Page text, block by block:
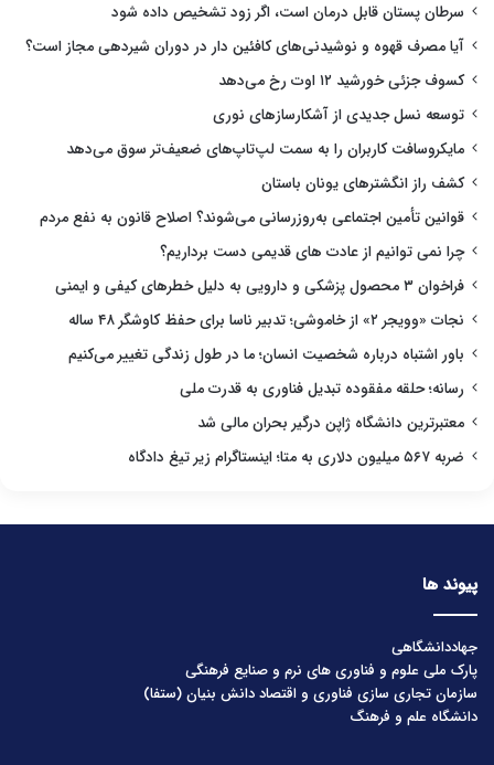
سرطان پستان قابل درمان است، اگر زود تشخیص داده شود
آیا مصرف قهوه و نوشیدنی‌های کافئین دار در دوران شیردهی مجاز است؟
کسوف جزئی خورشید ۱۲ اوت رخ می‌دهد
توسعه نسل جدیدی از آشکارسازهای نوری
مایکروسافت کاربران را به سمت لپ‌تاپ‌های ضعیف‌تر سوق می‌دهد
کشف راز انگشترهای یونان باستان
قوانین تأمین اجتماعی به‌روزرسانی می‌شوند؟ اصلاح قانون به نفع مردم
چرا نمی توانیم از عادت های قدیمی دست برداریم؟
فراخوان ۳ محصول پزشکی و دارویی به دلیل خطرهای کیفی و ایمنی
نجات «وویجر ۲» از خاموشی؛ تدبیر ناسا برای حفظ کاوشگر ۴۸ ساله
باور اشتباه درباره شخصیت انسان؛ ما در طول زندگی تغییر می‌کنیم
رسانه؛ حلقه مفقوده تبدیل فناوری به قدرت ملی
معتبرترین دانشگاه ژاپن درگیر بحران مالی شد
ضربه ۵۶۷ میلیون دلاری به متا؛ اینستاگرام زیر تیغ دادگاه
پیوند ها
جهاددانشگاهی
پارک ملی علوم و فناوری های نرم و صنایع فرهنگی
سازمان تجاری سازی فناوری و اقتصاد دانش بنیان (ستفا)
دانشگاه علم و فرهنگ